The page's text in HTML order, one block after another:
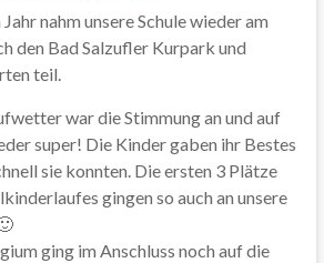
nahm unsere Schule wieder am
den Bad Salzufler Kurpark und
teil.
war die Stimmung an und auf
super! Die Kinder gaben ihr Bestes
sie konnten. Die ersten 3 Plätze
gingen so auch an unsere
ging im Anschluss noch auf die